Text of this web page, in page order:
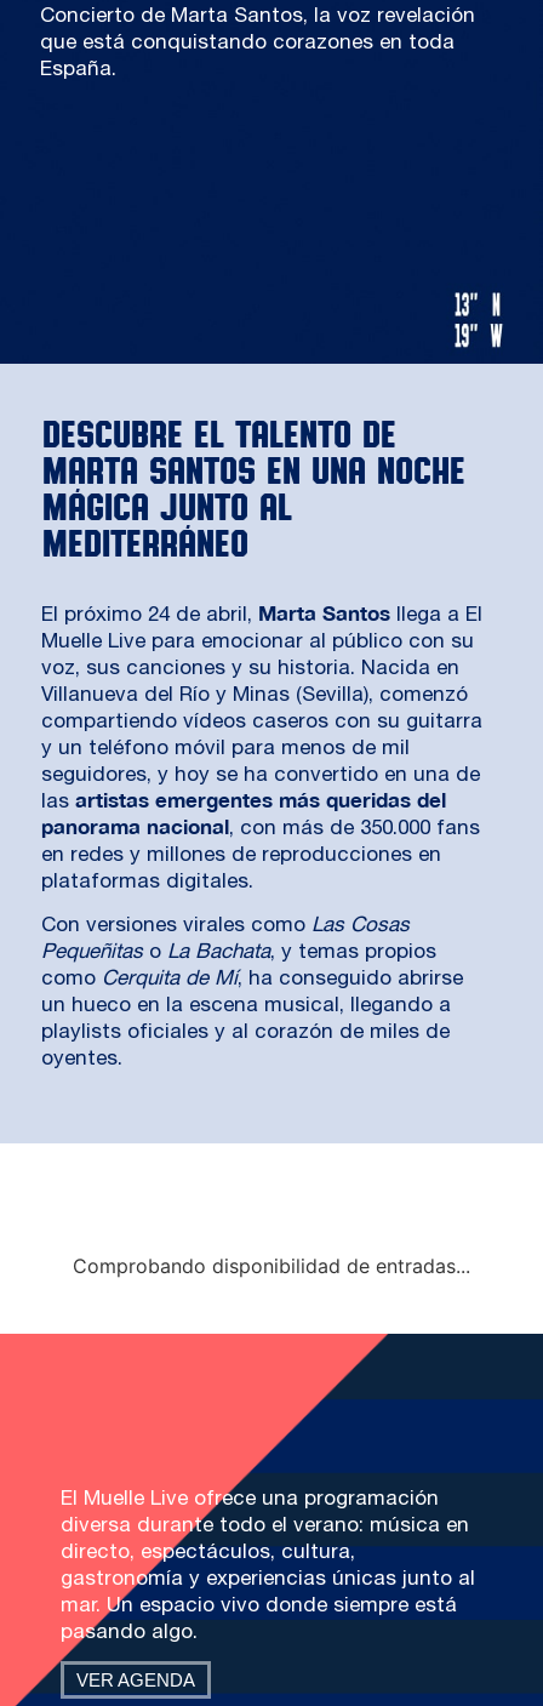
Concierto de Marta Santos, la voz revelación
que está conquistando corazones en toda
España.
descubre el talento de
marta santos en una noche
mágica junto al
mediterráneo
El próximo 24 de abril, Marta Santos llega a El
Muelle Live para emocionar al público con su
voz, sus canciones y su historia. Nacida en
Villanueva del Río y Minas (Sevilla), comenzó
compartiendo vídeos caseros con su guitarra
y un teléfono móvil para menos de mil
seguidores, y hoy se ha convertido en una de
las artistas emergentes más queridas del
panorama nacional, con más de 350.000 fans
en redes y millones de reproducciones en
plataformas digitales.
Con versiones virales como Las Cosas
Pequeñitaso La Bachata, y temas propios
como Cerquita de Mí, ha conseguido abrirse
un hueco en la escena musical, llegando a
playlists oficiales y al corazón de miles de
oyentes.
Comprobando disponibilidad de entradas...
El Muelle Live ofrece una programación
diversa durante todo el verano: música en
directo, espectáculos, cultura,
gastronomía y experiencias únicas junto al
mar. Un espacio vivo donde siempre está
pasando algo.
VER AGENDA